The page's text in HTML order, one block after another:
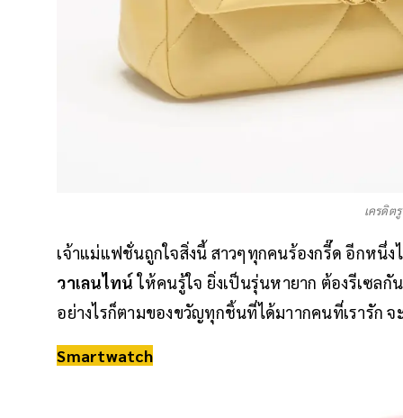
เครดิต
เจ้าแม่แฟชั่นถูกใจสิ่งนี้ สาวๆทุกคนร้องกรี๊ด อีกหนึ่
วาเลนไทน์ ให้คนรู้ใจ ยิ่งเป็นรุ่นหายาก ต้องรีเซลกั
อย่างไรก็ตามของขวัญทุกชิ้นที่ได้มาากคนที่เรารัก จ
Smartwatch